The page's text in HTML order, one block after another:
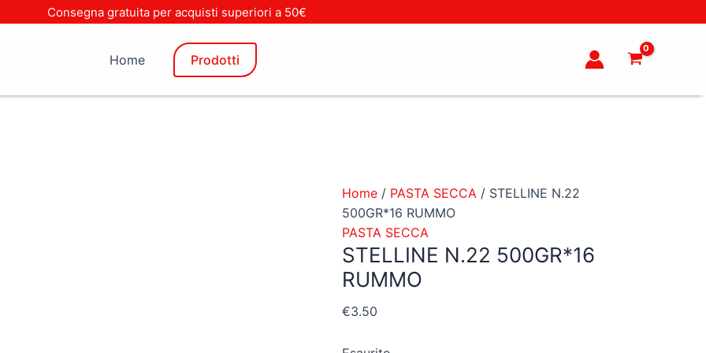
Consegna gratuita per acquisti superiori a 50€
Home Prodotti
Home/ PASTA SECCA/ STELLINE N.22
500GR*16 RUMMO
PASTA SECCA
STELLINE N.22 500GR*16
RUMMO
€3.50